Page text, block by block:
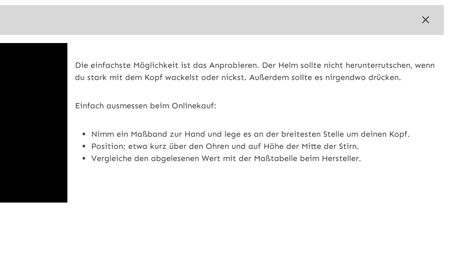
Die einfachste Möglichkeit ist das Anprobieren. Der Helm sollte nicht herunterrutschen, wenn
du stark mit dem Kopf wackelst oder nickst. Außerdem sollte es nirgendwo drücken.
Einfach ausmessen beim Onlinekauf:
Nimm ein Maßband zur Hand und lege es an der breitesten Stelle um deinen Kopf.
Position: etwa kurz über den Ohren und auf Höhe der Mitte der Stirn.
Vergleiche den abgelesenen Wert mit der Maßtabelle beim Hersteller.